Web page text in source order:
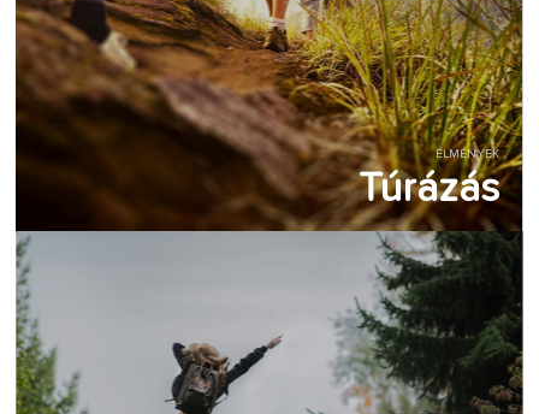
ÉLMÉNYEK
Túrázás